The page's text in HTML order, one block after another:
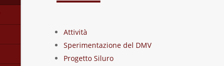
Attività
Sperimentazione del DMV
Progetto Siluro